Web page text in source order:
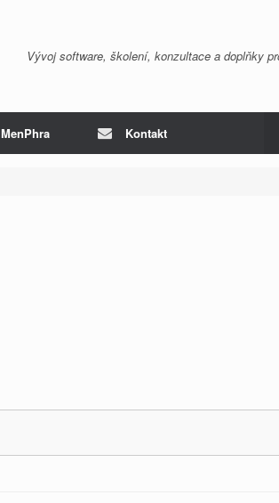
Vývoj software, školení, konzultace a doplňky
MenPhra Kontakt